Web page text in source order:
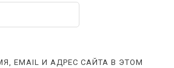
EMAIL И АДРЕС САЙТА В ЭТОМ